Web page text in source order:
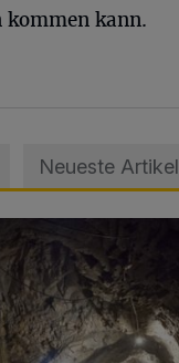
kommen kann.
Neueste Artikel